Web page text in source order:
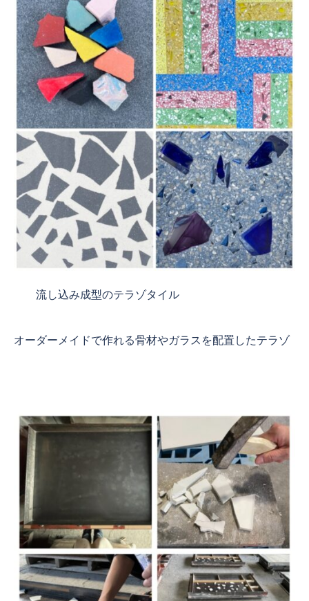
流し込み成型のテラゾタイル
オーダーメイドで作れる骨材やガラスを配置したテラゾ